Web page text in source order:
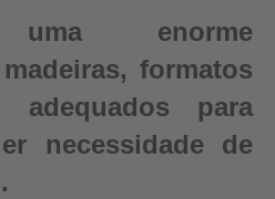
uma enorme
formatos
adequados para
necessidade de